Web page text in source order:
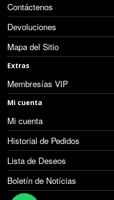
Contáctenos
Devoluciones
Mapa del Sitio
Extras
Membresías VIP
Mi cuenta
Mi cuenta
Historial de Pedidos
Lista de Deseos
Boletín de Notícias